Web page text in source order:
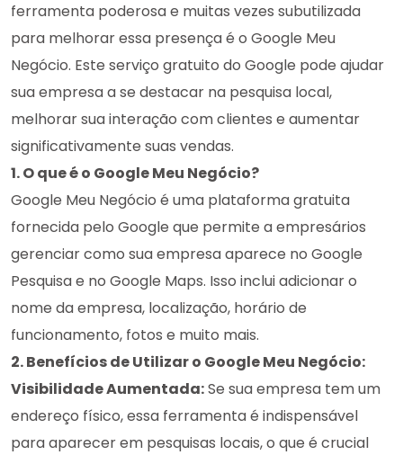
ferramenta poderosa e muitas vezes subutilizada
para melhorar essa presença é o Google Meu
Negócio. Este serviço gratuito do Google pode ajudar
sua empresa a se destacar na pesquisa local,
melhorar sua interação com clientes e aumentar
significativamente suas vendas.
1. O que é o Google Meu Negócio?
Google Meu Negócio é uma plataforma gratuita
fornecida pelo Google que permite a empresários
gerenciar como sua empresa aparece no Google
Pesquisa e no Google Maps. Isso inclui adicionar o
nome da empresa, localização, horário de
funcionamento, fotos e muito mais.
2. Benefícios de Utilizar o Google Meu Negócio:
Visibilidade Aumentada:Se sua empresa tem um
endereço físico, essa ferramenta é indispensável
para aparecer em pesquisas locais, o que é crucial